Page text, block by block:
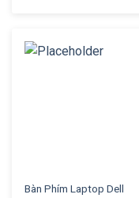
Bàn Phím Laptop Dell